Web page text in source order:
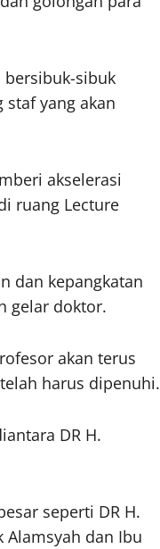
bersibuk-sibuk
yang akan
akselerasi
ruang Lecture
dan kepangkatan
gelar doktor.
akan terus
harus dipenuhi.
DR H.
seperti DR H.
Alamsyah dan Ibu